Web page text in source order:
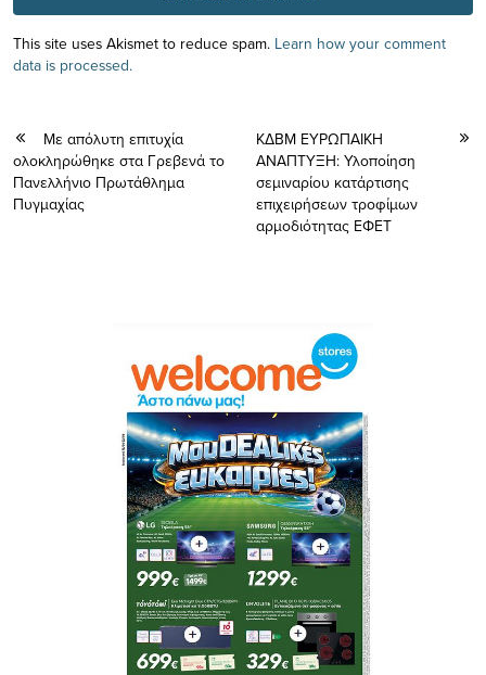
This site uses Akismet to reduce spam. Learn how your comment
data is processed.
Με απόλυτη επιτυχία
ολοκληρώθηκε στα Γρεβενά το
Πανελλήνιο Πρωτάθλημα
Πυγμαχίας
ΚΔΒΜ ΕΥΡΩΠΑΙΚΗ
ΑΝΑΠΤΥΞΗ: Υλοποίηση
σεμιναρίου κατάρτισης
επιχειρήσεων τροφίμων
αρμοδιότητας ΕΦΕΤ